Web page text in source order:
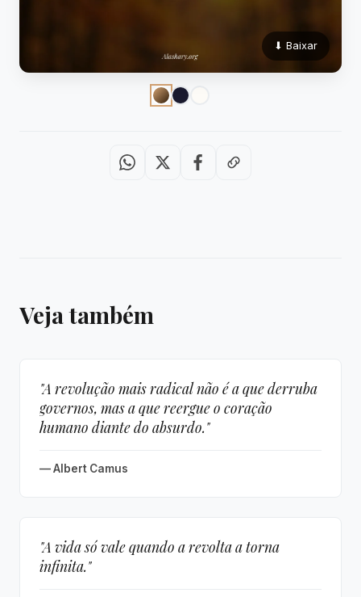
⬇ Baixar
Veja também
"A revolução mais radical não é a que derruba
governos, mas a que reergue o coração
humano diante do absurdo."
— Albert Camus
"A vida só vale quando a revolta a torna
infinita."